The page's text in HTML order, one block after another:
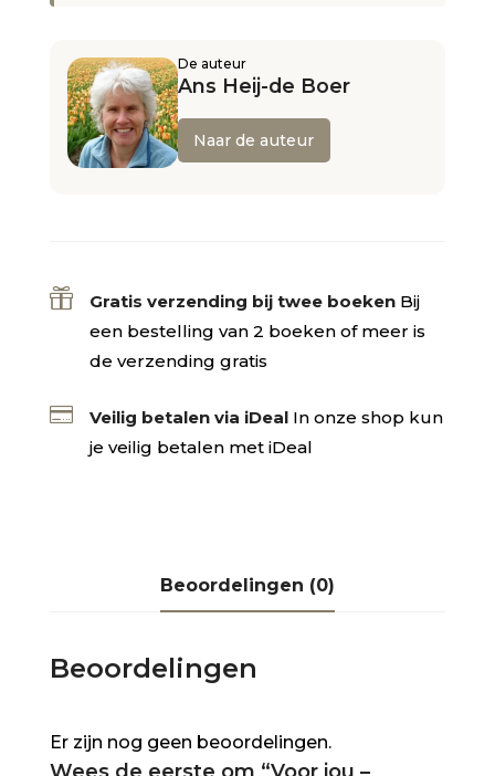
De auteur
Ans Heij-de Boer
Naar de auteur
 Gratis verzending bij twee boeken Bij
een bestelling van 2 boeken of meer is
de verzending gratis
 Veilig betalen via iDeal In onze shop kun
je veilig betalen met iDeal
Beoordelingen (0)
Beoordelingen
Er zijn nog geen beoordelingen.